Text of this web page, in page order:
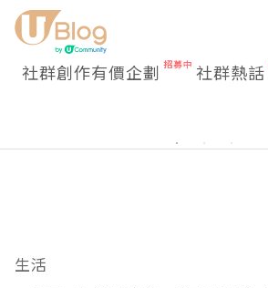
社群創作有價企劃 社群熱話
生活